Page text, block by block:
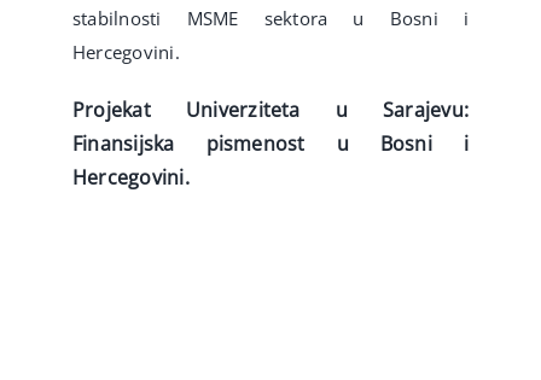
stabilnosti MSME sektora u Bosni i
Hercegovini.
Projekat Univerziteta u Sarajevu:
Finansijska pismenost u Bosni i
Hercegovini.